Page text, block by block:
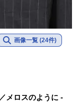
画像一覧 (24件)
メロスのように -